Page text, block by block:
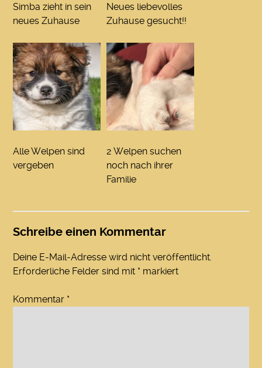
Simba zieht in sein
neues Zuhause
Neues liebevolles
Zuhause gesucht!!
Alle Welpen sind
vergeben
2 Welpen suchen
noch nach ihrer
Familie
Schreibe einen Kommentar
Deine E-Mail-Adresse wird nicht veröffentlicht.
Erforderliche Felder sind mit * markiert
Kommentar *